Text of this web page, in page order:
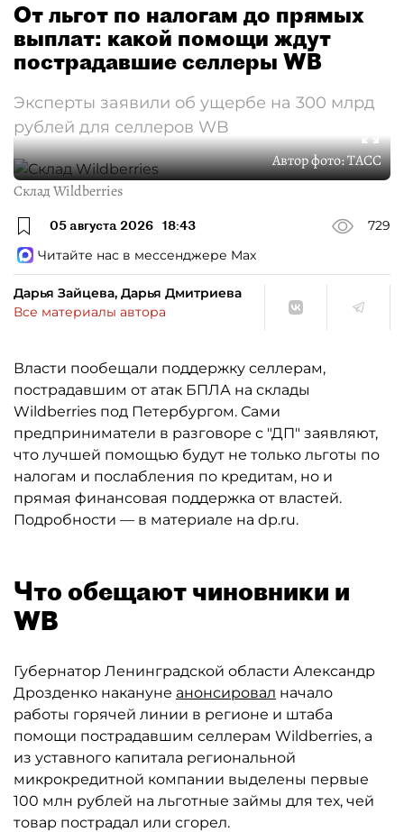
От льгот по налогам до прямых
выплат: какой помощи ждут
пострадавшие селлеры WB
Эксперты заявили об ущербе на 300 млрд
рублей для селлеров WB
Автор фото:ТАСС
Склад Wildberries
05 августа 2026 18:43
729
Читайте нас в мессенджере Max
Дарья Зайцева, Дарья Дмитриева
Все материалы автора
Власти пообещали поддержку селлерам,
пострадавшим от атак БПЛА на склады
Wildberries под Петербургом. Сами
предприниматели в разговоре с "ДП" заявляют,
что лучшей помощью будут не только льготы по
налогам и послабления по кредитам, но и
прямая финансовая поддержка от властей.
Подробности — в материале на dp.ru.
Что обещают чиновники и
WB
Губернатор Ленинградской области Александр
Дрозденко накануне анонсировал начало
работы горячей линии в регионе и штаба
помощи пострадавшим селлерам Wildberries, а
из уставного капитала региональной
микрокредитной компании выделены первые
100 млн рублей на льготные займы для тех, чей
товар пострадал или сгорел.